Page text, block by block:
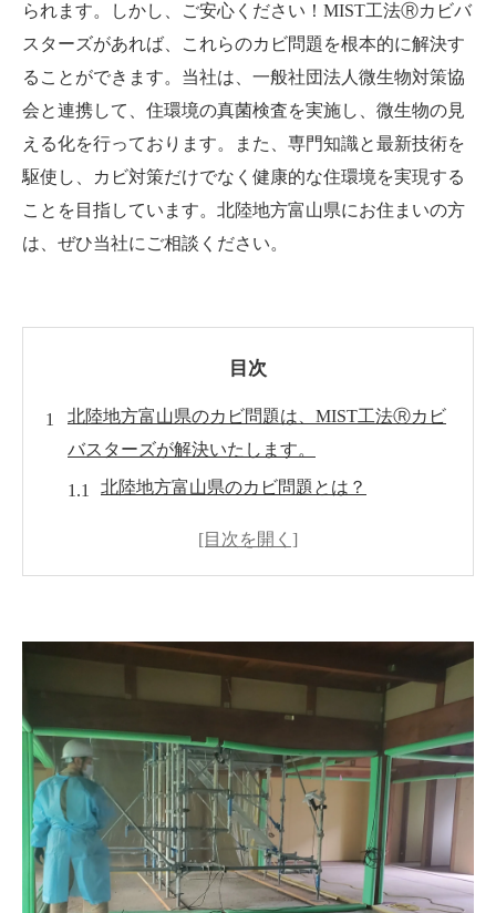
られます。しかし、ご安心ください！MIST工法Ⓡカビバ
スターズがあれば、これらのカビ問題を根本的に解決す
ることができます。当社は、一般社団法人微生物対策協
会と連携して、住環境の真菌検査を実施し、微生物の見
える化を行っております。また、専門知識と最新技術を
駆使し、カビ対策だけでなく健康的な住環境を実現する
ことを目指しています。北陸地方富山県にお住まいの方
は、ぜひ当社にご相談ください。
目次
北陸地方富山県のカビ問題は、MIST工法Ⓡカビ
バスターズが解決いたします。
北陸地方富山県のカビ問題とは？